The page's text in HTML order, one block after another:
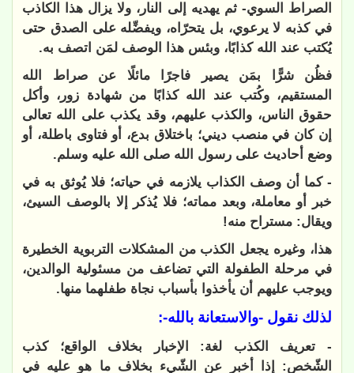
الصراط السوي- ثم يهديه إلى النار، ولا يزال هذا الكاذب
في كذبه لا يرعوي، بل يتحرّاه، ويفضِّله على الصدق حتى
يُكتب عند الله كذابًا، وبئس هذا الوصف لمَن اتصف به.
فظُن شرًّا بمَن يصير فاجرًا مائلًا عن صراط الله
المستقيم، وكُتب عند الله كذابًا من شهادة زور، وأكل
حقوق الناس، والكذب عليهم، وقد يكذب على الله تعالى
إن كان في منصب ديني؛ باختلاق بدع، أو فتاوى باطلة، أو
وضع أحاديث على رسول الله صلى الله عليه وسلم.
- كما أن وصف الكذاب يلازمه في حياته؛ فلا يُوثق به في
خبر أو معاملة، وبعد مماته؛ فلا يُذكر إلا بالوصف السيئ،
ويقال: مستراح منه!
هذا، وغيره يجعل الكذب من المشكلات التربوية الخطيرة
في مرحلة الطفولة التي تضاعف من مسئولية الوالدين،
ويوجب عليهم أن يأخذوا بأسباب نجاة طفلهما منها.
لذلك نقول -والاستعانة بالله-:
- تعريف الكذب لغة: الإخبار بخلاف الواقع؛ كذب
الشّخص: إذا أخبر عن الشّيء بخلاف ما هو عليه في